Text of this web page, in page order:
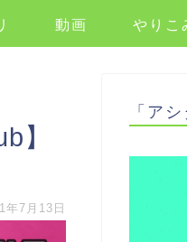
動画 やりこ
】
年7月13日
「ア